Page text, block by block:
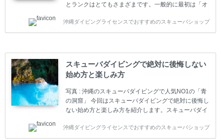
とランクはとてもさまざまです。一般的に最初は「オ
す。 ダイビングのライセンスカードはダイビングの教
育機関もしくは指導団体が発行しています。教育機関
ダイバーの育成・指導や安全管理、環境保全などの活
動をしています。 ダイビングライセンスの種類はエン
トリーレベルのライセンスからプロレベルのライセン
スまでランク分けされています。各教育機関(指導団
体)によってライセンスカードの名称、トレーニング内
容に違いがありま...
沖縄ダイビングライセンスでおすすめのスキューバショップ
スキューバダイビングで絶対に後悔しない
始め方と楽しみ方
写真 : 沖縄のスキューバダイビングで人気NO1の「青
の洞窟」 今回はスキューバダイビングで絶対に後悔し
ない始め方と楽しみ方を紹介します。スキューバダイ
やまだ始めて間もない初心者の方に必見の内容です。
スキューバダイビングの始め方と楽しみ方について学
沖縄ダイビングライセンスでおすすめのスキューバショップ